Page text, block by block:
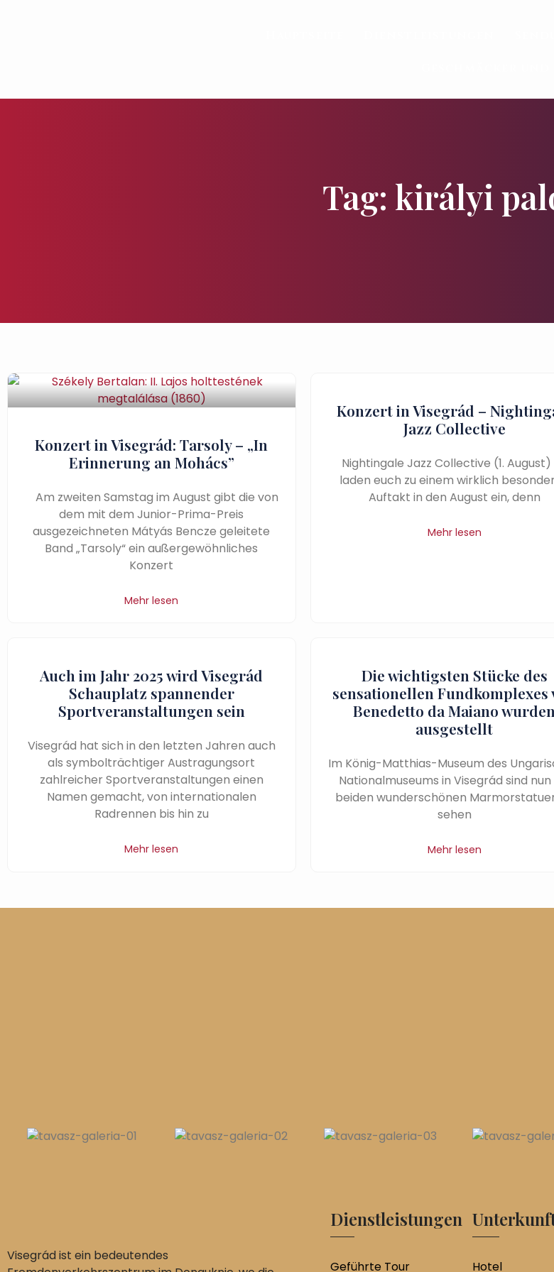
Tag: királyi
Konzert in Visegrád: Tarsoly – „In
Erinnerung an Mohács”
Am zweiten Samstag im August gibt die von
dem mit dem Junior-Prima-Preis
ausgezeichneten Mátyás Bencze geleitete
Band „Tarsoly“ ein außergewöhnliches
Konzert
Mehr lesen
Konzert in Visegrád –
Jazz Collective
Nightingale Jazz Collective (1. August)
laden euch zu einem wirklich
Auftakt in den August ein, denn
Mehr lesen
Auch im Jahr 2025 wird Visegrád
Schauplatz spannender
Sportveranstaltungen sein
Visegrád hat sich in den letzten Jahren auch
als symbolträchtiger Austragungsort
zahlreicher Sportveranstaltungen einen
Namen gemacht, von internationalen
Radrennen bis hin zu
Mehr lesen
Die wichtigsten Stücke des
sensationellen Fundkomplexes
Benedetto da Maiano wurden
ausgestellt
Im König-Matthias-Museum des
Nationalmuseums in Visegrád sind nun
beiden wunderschönen
sehen
Mehr lesen
Visegrád ist ein bedeutendes
Dienstleistungen
Geführte Tour Hotel